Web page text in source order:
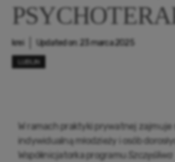
krei Updated on: 23 marca 2025
LUBLIN
W ramach praktyki prywatnej zajmuje
indywidualną młodzieży i osób
Współinicjatorka programu
Szczęśliwa